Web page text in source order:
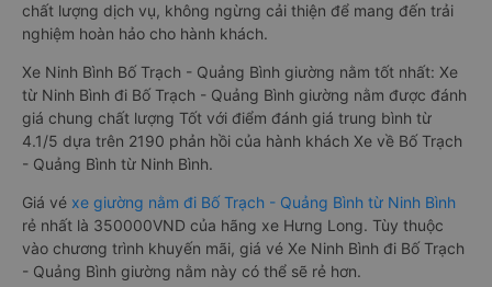
chất lượng dịch vụ, không ngừng cải thiện để mang đến trải
nghiệm hoàn hảo cho hành khách.
Xe Ninh Bình Bố Trạch - Quảng Bình giường nằm tốt nhất: Xe
từ Ninh Bình đi Bố Trạch - Quảng Bình giường nằm được đánh
giá chung chất lượng Tốt với điểm đánh giá trung bình từ
4.1/5 dựa trên 2190 phản hồi của hành khách Xe về Bố Trạch
- Quảng Bình từ Ninh Bình.
Giá vé xe giường nằm đi Bố Trạch - Quảng Bình từ Ninh Bình
rẻ nhất là 350000VND của hãng xe Hưng Long. Tùy thuộc
vào chương trình khuyến mãi, giá vé Xe Ninh Bình đi Bố Trạch
- Quảng Bình giường nằm này có thể sẽ rẻ hơn.